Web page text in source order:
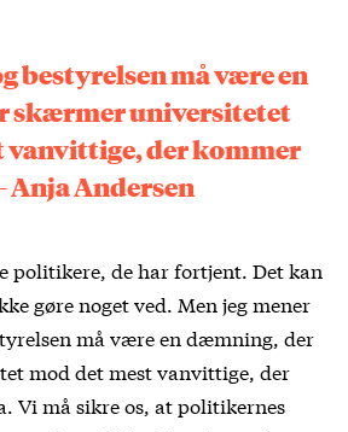
bestyrelsen må være en
skærmer universitetet
vanvittige, der kommer
Anja Andersen
politikere, de har fortjent. Det kan
gøre noget ved. Men jeg mener
må være en dæmning, der
mod det mest vanvittige, der
Vi må sikre os, at politikernes